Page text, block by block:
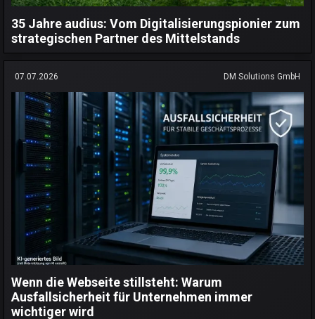
35 Jahre audius: Vom Digitalisierungspionier zum
strategischen Partner des Mittelstands
07.07.2026 DM Solutions GmbH
Wenn die Webseite stillsteht: Warum
Ausfallsicherheit für Unternehmen immer
wichtiger wird